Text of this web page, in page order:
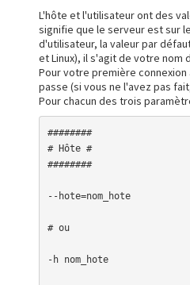
L'hôte et l'utilisateur ont des
signifie que le serveur est sur
d'utilisateur, la valeur par
et Linux), il s'agit de votre nom
Pour votre première
passe (si vous ne l'avez pas
Pour chacun des trois
########
# Hôte #
########
--hote=nom_hote
# ou
-h nom_hote